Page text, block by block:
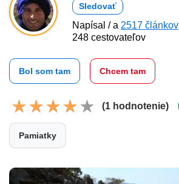
Sledovať
Napísal / a 2517 článkov
248 cestovateľov
Bol som tam Chcem tam
(1 hodnotenie)
Pamiatky